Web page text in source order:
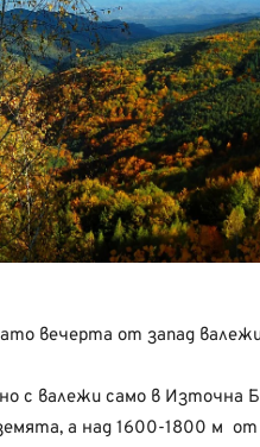
вечерта от запад
с валежи само в Източна
а над 1600-1800 м